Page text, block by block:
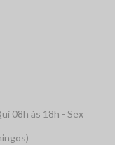
08h às 18h - Sex